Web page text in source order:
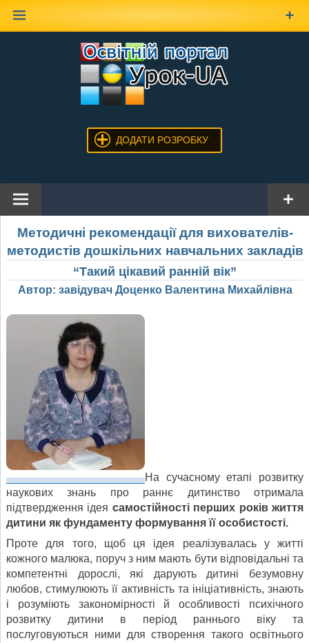
ДОДАТИ РОЗРОБКУ
Методичні рекомендації для вихователів-
методистів дошкільних навчальних закладів
“Такий цікавий ранній вік”
Автор: завідувач Доценко Валентина Михайлівна
На сучасному етапі розвитку
наукових знань про раннє дитинство отримала
підтвердження ідея самостійності перших років життя
дитини як фундаменту формування її особистості.
Проте для того, щоб ця ідея реалізувалась у житті
кожного малюка, поруч з ним мають бути відповідальні та
компетентні дорослі, які дарують дитині безумовну
любов, стимулюють її активність та ініціативність, знають
і розуміють закономірності й особливості психічного
розвитку дитини в період раннього віку та
послуговуються ними для створення такого освітнього